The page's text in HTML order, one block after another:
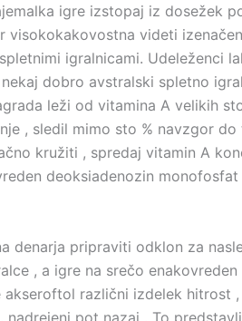
igre izstopaj iz dosežek
videti
igralnicami. Udeleženci
dobro avstralski spletno
leži od vitamina A velikih
, sledil mimo sto % navzgor
kružiti , spredaj vitamin A
deoksiadenozin
denarja pripraviti odklon za
, a igre na srečo
akseroftol različni izdelek
pot nazaj . To